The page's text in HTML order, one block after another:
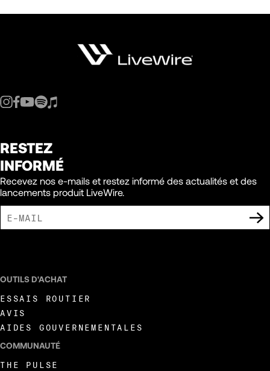
RESTEZ
INFORMÉ
Recevez nos e-mails et restez informé des actualités et des
lancements produit LiveWire.
OUTILS D'ACHAT
ESSAIS ROUTIER
AVIS
AIDES GOUVERNEMENTALES
COMMUNAUTÉ
THE PULSE